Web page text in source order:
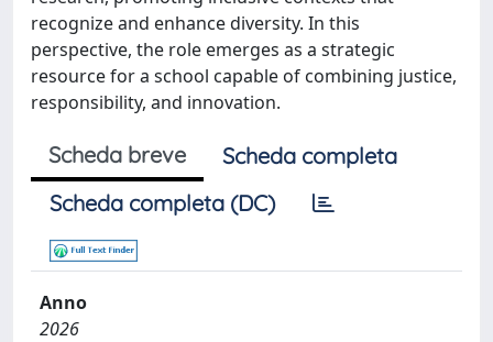
recognize and enhance diversity. In this
perspective, the role emerges as a strategic
resource for a school capable of combining justice,
responsibility, and innovation.
Scheda breve
Scheda completa
Scheda completa (DC)
Anno
2026